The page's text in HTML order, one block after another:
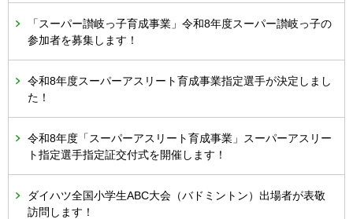
「スーパー讃岐っ子育成事業」令和8年度スーパー讃岐っ子の
参加者を募集します！
令和8年度スーパーアスリート育成事業指定選手が決定しまし
た！
令和8年度「スーパーアスリート育成事業」スーパーアスリー
ト指定選手指定証交付式を開催します！
ダイハツ全国小学生ABC大会（バドミントン）出場者が表敬
訪問します！